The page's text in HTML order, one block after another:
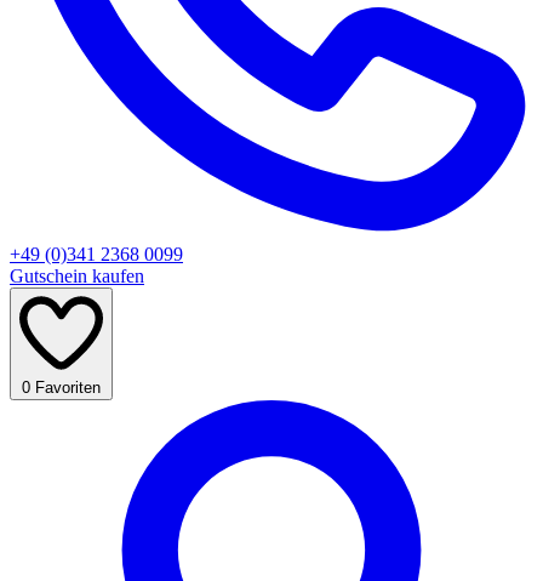
+49 (0)341 2368 0099
Gutschein kaufen
0 Favoriten